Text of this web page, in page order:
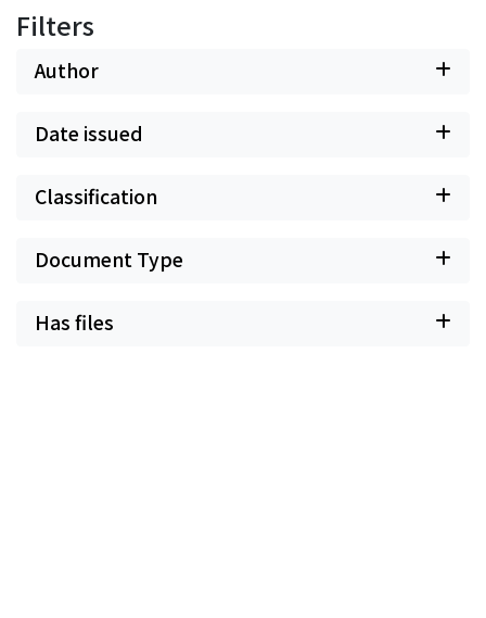
Filters
Author
Date issued
Classification
Document Type
Has files